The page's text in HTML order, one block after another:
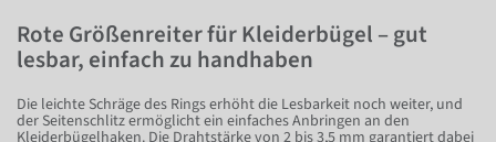
Rote Größenreiter für Kleiderbügel – gut
lesbar, einfach zu handhaben
Die leichte Schräge des Rings erhöht die Lesbarkeit noch weiter, und
der Seitenschlitz ermöglicht ein einfaches Anbringen an den
Kleiderbügelhaken. Die Drahtstärke von 2 bis 3,5 mm garantiert dabei